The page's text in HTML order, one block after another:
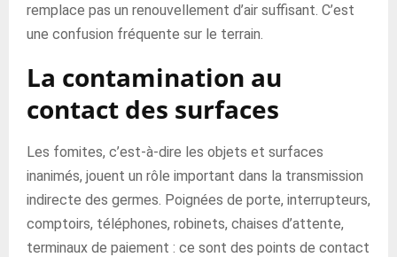
remplace pas un renouvellement d’air suffisant. C’est
une confusion fréquente sur le terrain.
La contamination au
contact des surfaces
Les fomites, c’est-à-dire les objets et surfaces
inanimés, jouent un rôle important dans la transmission
indirecte des germes. Poignées de porte, interrupteurs,
comptoirs, téléphones, robinets, chaises d’attente,
terminaux de paiement : ce sont des points de contact